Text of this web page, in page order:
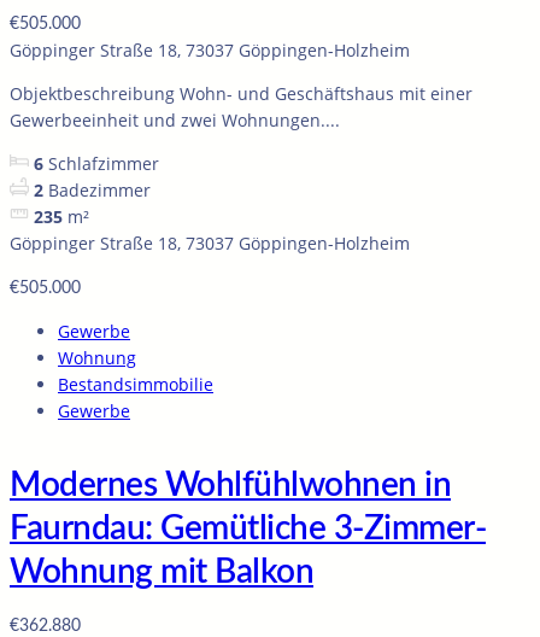
€505.000
Göppinger Straße 18, 73037 Göppingen-Holzheim
Objektbeschreibung Wohn- und Geschäftshaus mit einer
Gewerbeeinheit und zwei Wohnungen....
6 Schlafzimmer
2 Badezimmer
235 m²
Göppinger Straße 18, 73037 Göppingen-Holzheim
€505.000
Gewerbe
Wohnung
Bestandsimmobilie
Gewerbe
Modernes Wohlfühlwohnen in
Faurndau: Gemütliche 3-Zimmer-
Wohnung mit Balkon
€362.880